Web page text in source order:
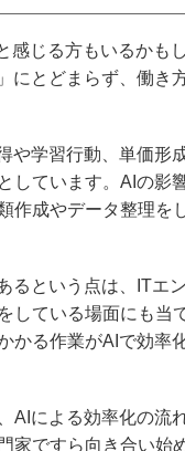
感じる方もいるかも
にとどまらず、働き
や学習行動、単価形
しています。AIの影
作成やデータ整理を
るという点は、ITエ
している場面にも当
かる作業がAIで効率
AIによる効率化の流
家ですら向き合い始